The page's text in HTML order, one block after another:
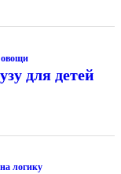
овощи
для детей
логику